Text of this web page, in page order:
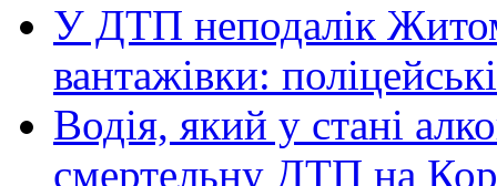
У ДТП неподалік
вантажівки:
Водія, який у стані
смертельну ДТП на